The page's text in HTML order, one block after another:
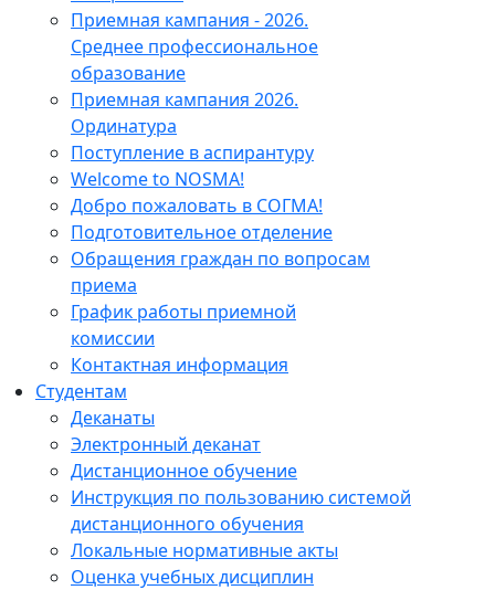
Приемная кампания - 2026.
Среднее профессиональное
образование
Приемная кампания 2026.
Ординатура
Поступление в аспирантуру
Welcome to NOSMA!
Добро пожаловать в СОГМА!
Подготовительное отделение
Обращения граждан по вопросам
приема
График работы приемной
комиссии
Контактная информация
Студентам
Деканаты
Электронный деканат
Дистанционное обучение
Инструкция по пользованию системой
дистанционного обучения
Локальные нормативные акты
Оценка учебных дисциплин